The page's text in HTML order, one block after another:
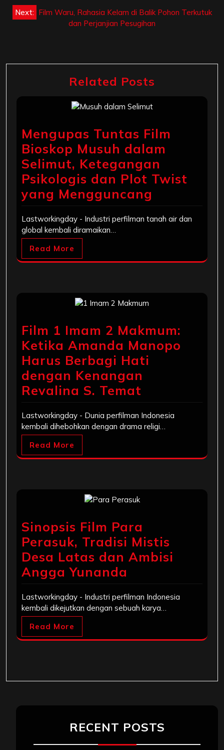
Next: Film Waru, Rahasia Kelam di Balik Pohon Terkutuk
dan Perjanjian Pesugihan
Related Posts
Mengupas Tuntas Film
Bioskop Musuh dalam
Selimut, Ketegangan
Psikologis dan Plot Twist
yang Mengguncang
Lastworkingday - Industri perfilman tanah air dan
global kembali diramaikan…
Read More
Film 1 Imam 2 Makmum:
Ketika Amanda Manopo
Harus Berbagi Hati
dengan Kenangan
Revalina S. Temat
Lastworkingday - Dunia perfilman Indonesia
kembali dihebohkan dengan drama religi…
Read More
Sinopsis Film Para
Perasuk, Tradisi Mistis
Desa Latas dan Ambisi
Angga Yunanda
Lastworkingday - Industri perfilman Indonesia
kembali dikejutkan dengan sebuah karya…
Read More
RECENT POSTS